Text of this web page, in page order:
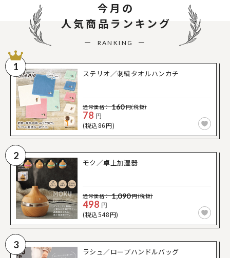
今月の
人気商品ランキング
RANKING
1
ステリオ／刺繍タオルハンカチ
通常価格： 160円(税抜)
78 円
(税込86円)
2
モク／卓上加湿器
通常価格： 1,090円(税抜)
498 円
(税込548円)
3
ラシュ／ロープハンドルバッグ